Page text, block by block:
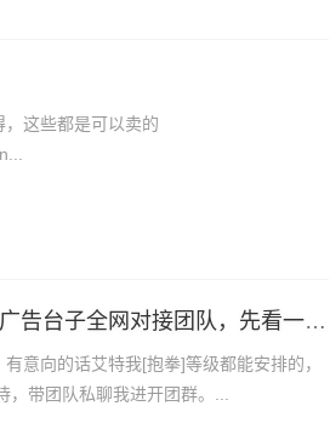
这些都是可以卖的
很好赚首码预热，零撸天花板很好赚广告台子全网对接团队，先看一下资料
意向的话艾特我[抱拳]等级都能安排的，
带团队私聊我进开团群。...